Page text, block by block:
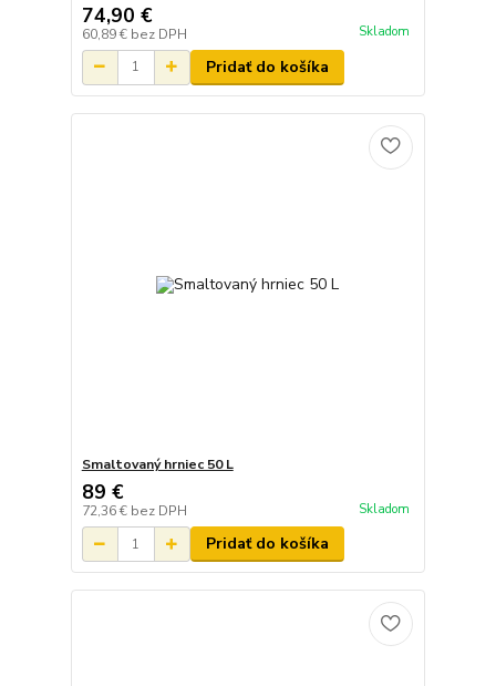
74,90 €
60,89 € bez DPH Skladom
Pridať do košíka
Smaltovaný hrniec 50 L
89 €
72,36 € bez DPH Skladom
Pridať do košíka